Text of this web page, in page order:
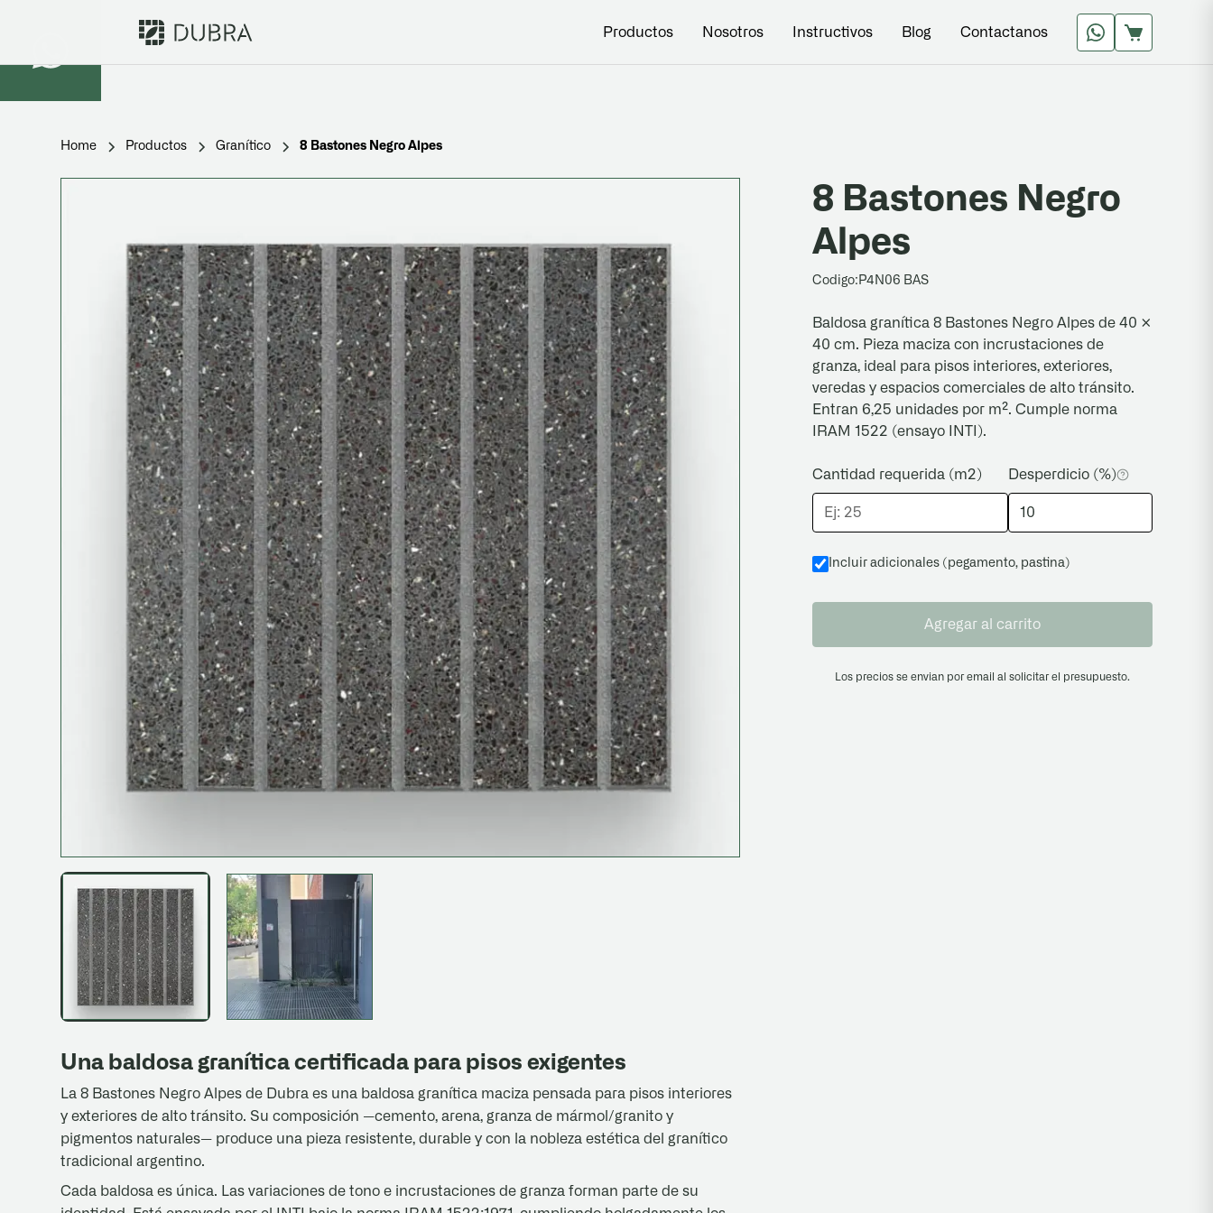
Productos Nosotros Instructivos Blog Contactanos
Home Productos Granítico 8 Bastones Negro Alpes
Una baldosa granítica certificada para pisos exigentes
La 8 Bastones Negro Alpes de Dubra es una baldosa granítica maciza pensada para pisos interiores
y exteriores de alto tránsito. Su composición —cemento, arena, granza de mármol/granito y
pigmentos naturales— produce una pieza resistente, durable y con la nobleza estética del granítico
tradicional argentino.
Cada baldosa es única. Las variaciones de tono e incrustaciones de granza forman parte de su
8 Bastones Negro
Alpes
Codigo: P4N06 BAS
Baldosa granítica 8 Bastones Negro Alpes de 40 ×
40 cm. Pieza maciza con incrustaciones de
granza, ideal para pisos interiores, exteriores,
veredas y espacios comerciales de alto tránsito.
Entran 6,25 unidades por m². Cumple norma
IRAM 1522 (ensayo INTI).
Cantidad requerida (m2) Desperdicio (%)
Incluir adicionales (pegamento, pastina)
Agregar al carrito
Los precios se envian por email al solicitar el presupuesto.